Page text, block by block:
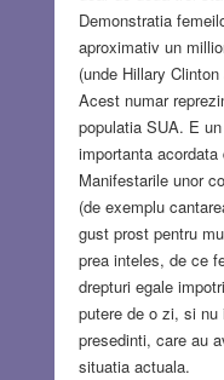
Demonstratia
aproximativ un
(unde Hillary
Acest numar
populatia SUA. E
importanta
Manifestarile unor
(de exemplu
gust prost pentru
prea inteles, de ce
drepturi egale
putere de o zi, si
presedinti, care au
situatia actuala.